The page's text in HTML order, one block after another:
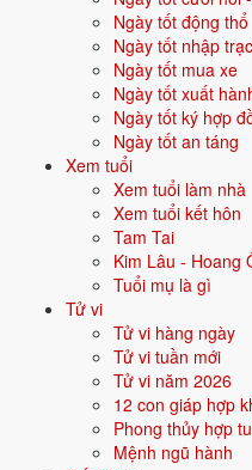
Ngày tốt động thổ
Ngày tốt nhập
Ngày tốt mua xe
Ngày tốt xuất
Ngày tốt ký hợp
Ngày tốt an táng
Xem tuổi
Xem tuổi làm nhà
Xem tuổi kết hôn
Tam Tai
Kim Lâu - Hoang
Tuổi mụ là gì
Tử vi
Tử vi hàng ngày
Tử vi tuần mới
Tử vi năm 2026
12 con giáp hợp
Phong thủy hợp
Mệnh ngũ hành
giờ xấu.
Ngày tốt dựa trên yếu tố
Xem chi tiết ngày 6/8
Tháng 8
7 25/6 âm
Thứ Sáu
2/10· Ngày Xấu
Lục Diệu: Không vong Âm:
Giờ tốt: 3h-5h, 5h-7h, 9h-
Ngày Quý Sửu đạt mức
Phá, Ngày Hắc Đạo và
Ngày này phạm Đại
nhập trạch. Ưu tiên chọn
Ngày tốt dựa trên yếu tố
Xem chi tiết ngày 7/8
Tháng 8
8 26/6 âm
Thứ Bảy
6/10· Ngày Tốt
Lục Diệu: Đại an Âm:26/
Giờ tốt:
23h-1h, 1h-3h,